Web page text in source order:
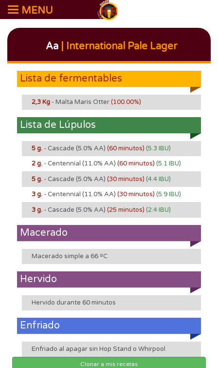
MENU
Aa | International Pale Lager
Lista de fermentables
2,3 Kg - Malta Maris Otter(100.00%)
Lista de Lúpulos
5 g. - Cascade (5.0% AA) (60 minutos) (5.3 IBU)
2 g. - Centennial (11.0% AA) (60 minutos) (5.1 IBU)
5 g. - Cascade (5.0% AA) (30 minutos) (4.4 IBU)
3 g. - Centennial (11.0% AA) (30 minutos) (5.9 IBU)
3 g. - Cascade (5.0% AA) (25 minutos) (2.4 IBU)
Macerado
Macerado simple a 66 ºC
Hervido
Hervido durante 60 minutos
Enfriado
Enfriado al apagar sin Hop Stand o Whirpool
Clonar a mis recetas